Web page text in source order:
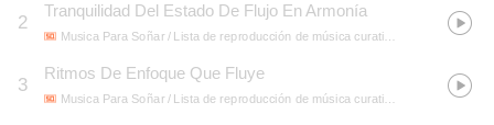
2
Tranquilidad Del Estado De Flujo En Armonía
Musica Para Soñar / Lista de reproducción de música curativa / Listas de reproducción de música de estudio acústico
3
Ritmos De Enfoque Que Fluye
Musica Para Soñar / Lista de reproducción de música curativa / Listas de reproducción de música de estudio acústico